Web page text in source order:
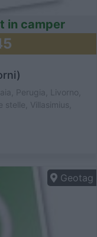
in camper
Perugia, Livorno,
Villasimius,
Geotag